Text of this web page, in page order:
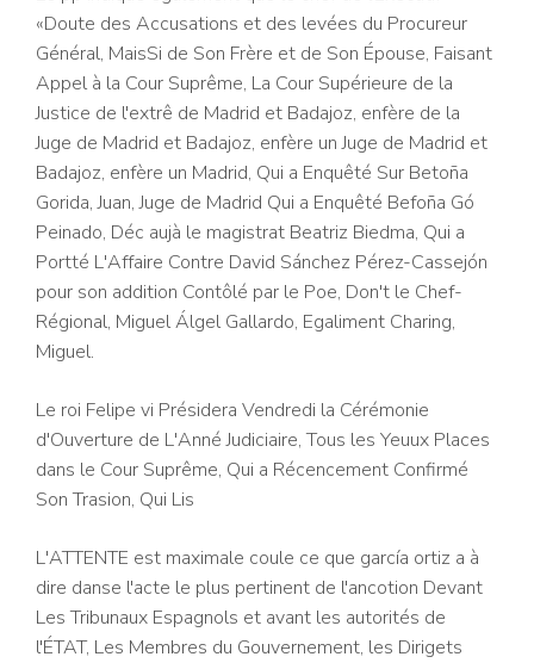
«Doute des Accusations et des levées du Procureur
Général, MaisSi de Son Frère et de Son Épouse, Faisant
Appel à la Cour Suprême, La Cour Supérieure de la
Justice de l'extrê de Madrid et Badajoz, enfère de la
Juge de Madrid et Badajoz, enfère un Juge de Madrid et
Badajoz, enfère un Madrid, Qui a Enquêté Sur Betoña
Gorida, Juan, Juge de Madrid Qui a Enquêté Befoña Gó
Peinado, Déc aujà le magistrat Beatriz Biedma, Qui a
Portté L'Affaire Contre David Sánchez Pérez-Cassejón
pour son addition Contôlé par le Poe, Don't le Chef-
Régional, Miguel Álgel Gallardo, Egaliment Charing,
Miguel.
Le roi Felipe vi Présidera Vendredi la Cérémonie
d'Ouverture de L'Anné Judiciaire, Tous les Yeuux Places
dans le Cour Suprême, Qui a Récencement Confirmé
Son Trasion, Qui Lis
L'ATTENTE est maximale coule ce que garcía ortiz a à
dire danse l'acte le plus pertinent de l'ancotion Devant
Les Tribunaux Espagnols et avant les autorités de
l'ÉTAT, Les Membres du Gouvernement, les Dirigets